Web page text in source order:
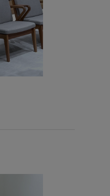
伸縮性 優雅
持ちやすいデザイン
透け感